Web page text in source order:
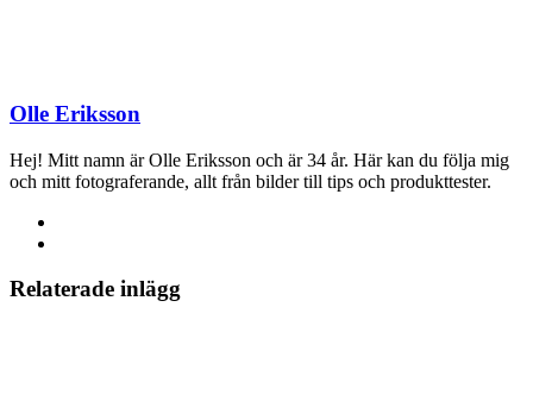
Olle Eriksson
Hej! Mitt namn är Olle Eriksson och är 34 år. Här kan du följa mig
och mitt fotograferande, allt från bilder till tips och produkttester.
Relaterade inlägg